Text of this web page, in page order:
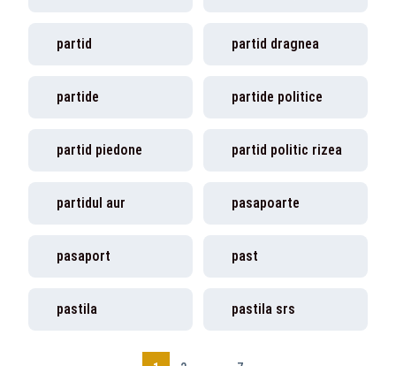
partid partid dragnea
partide partide politice
partid piedone partid politic rizea
partidul aur pasapoarte
pasaport past
pastila pastila srs